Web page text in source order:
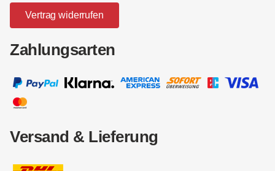
Vertrag widerrufen
Zahlungsarten
Versand & Lieferung